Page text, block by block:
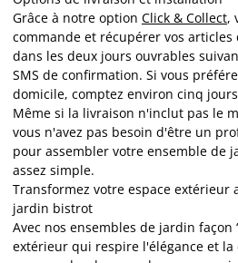
Grâce à notre option Click & Collect,
commande et récupérer vos
dans les deux jours ouvrables
SMS de confirmation. Si vous
domicile, comptez environ cinq
Même si la livraison n'inclut pas le
vous n'avez pas besoin d'être un
pour assembler votre ensemble de
assez simple.
Transformez votre espace extérieur
jardin bistrot
Avec nos ensembles de jardin façon
extérieur qui respire l'élégance et la